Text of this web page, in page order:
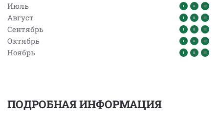
Июль
Август
Сентябрь
Октябрь
Ноябрь
ПОДРОБНАЯ ИНФОРМАЦИЯ